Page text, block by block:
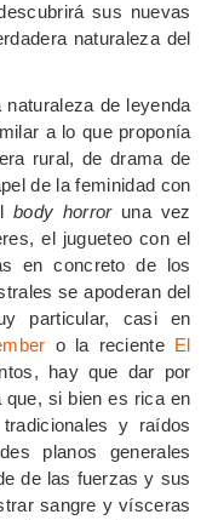
sus nuevas
naturaleza del
de leyenda
a lo que proponía
rural, de drama de
de la feminidad con
body horror una vez
el jugueteo con el
en concreto de los
se apoderan del
particular, casi en
o la reciente El
hay que dar por
que, si bien es rica en
y raídos
planos generales
de las fuerzas y sus
sangre y vísceras